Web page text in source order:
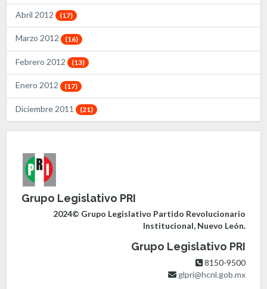
Abril 2012 (17)
Marzo 2012 (16)
Febrero 2012 (13)
Enero 2012 (17)
Diciembre 2011 (21)
Grupo Legislativo PRI
2024© Grupo Legislativo Partido Revolucionario
Institucional, Nuevo León.
Grupo Legislativo PRI
8150-9500
glpri@hcnl.gob.mx